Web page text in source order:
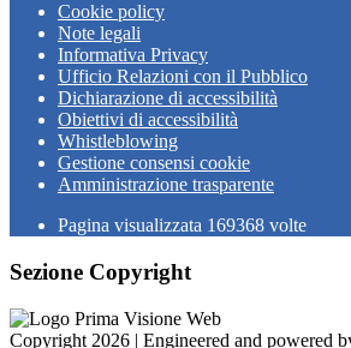
Cookie policy
Note legali
Informativa Privacy
Ufficio Relazioni con il Pubblico
Dichiarazione di accessibilità
Obiettivi di accessibilità
Whistleblowing
Gestione consensi cookie
Amministrazione trasparente
Pagina visualizzata 169368 volte
Sezione Copyright
Copyright 2026 | Engineered and powered